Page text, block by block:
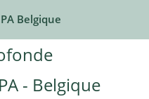
Belgique
- Belgique